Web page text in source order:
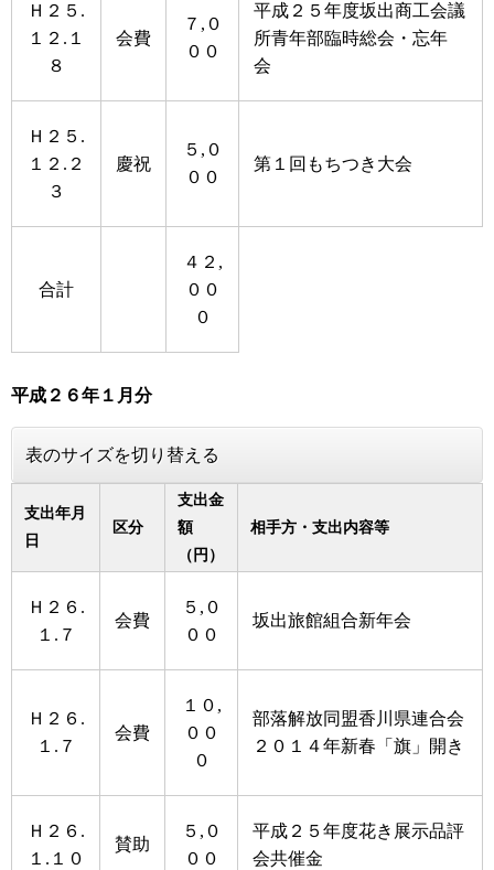
Ｈ２５.
１２.１
８
会費
７,０
００
平成２５年度坂出商工会議
所青年部臨時総会・忘年
会
Ｈ２５.
１２.２
３
慶祝
５,０
００
第１回もちつき大会
合計
４２,
００
０
平成２６年１月分
表のサイズを切り替える
支出年月
日
区分
支出金
額
（円）
相手方・支出内容等
Ｈ２６.
１.７
会費
５,０
００
坂出旅館組合新年会
Ｈ２６.
１.７
会費
１０,
００
０
部落解放同盟香川県連合会
２０１４年新春「旗」開き
Ｈ２６.
１.１０
賛助
５,０
００
平成２５年度花き展示品評
会共催金